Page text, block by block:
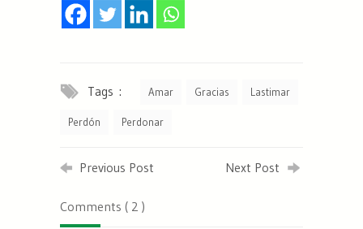
Tags : Amar Gracias Lastimar
Perdón Perdonar
Previous Post Next Post
Comments ( 2 )